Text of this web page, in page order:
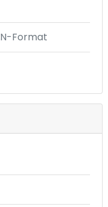
Format